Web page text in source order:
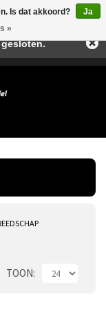
TOON
Is dat akkoord?
Ja
»
zijn wij in juli en